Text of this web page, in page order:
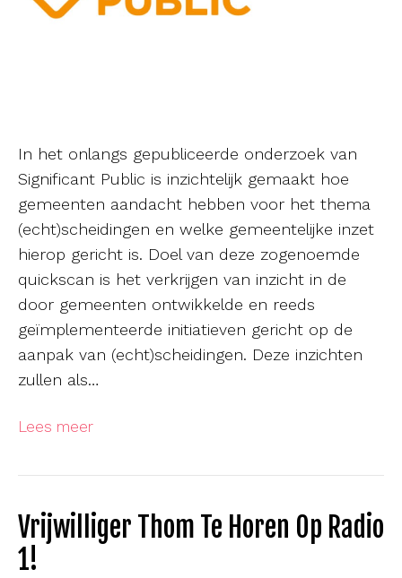
In het onlangs gepubliceerde onderzoek van
Significant Public is inzichtelijk gemaakt hoe
gemeenten aandacht hebben voor het thema
(echt)scheidingen en welke gemeentelijke inzet
hierop gericht is. Doel van deze zogenoemde
quickscan is het verkrijgen van inzicht in de
door gemeenten ontwikkelde en reeds
geïmplementeerde initiatieven gericht op de
aanpak van (echt)scheidingen. Deze inzichten
zullen als…
Lees meer
Vrijwilliger Thom Te Horen Op Radio
1!